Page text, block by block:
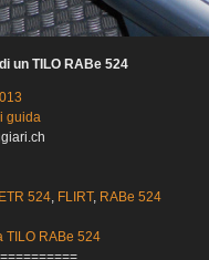
un TILO RABe 524
guida
524, FLIRT, RABe 524
TILO RABe 524